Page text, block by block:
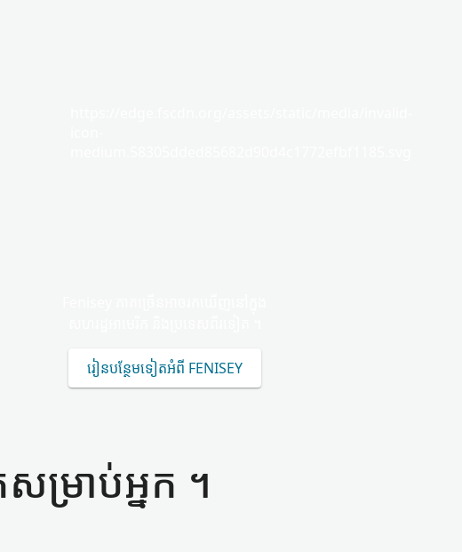
រៀន​បន្ថែម​ទៀត​អំពី FENISEY
ម្រាប់​អ្នក ។